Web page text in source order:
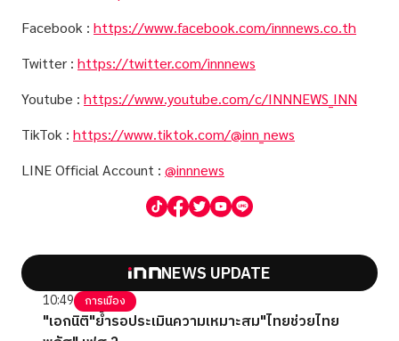
Facebook : https://www.facebook.com/innnews.co.th
Twitter : https://twitter.com/innnews
Youtube : https://www.youtube.com/c/INNNEWS_INN
TikTok : https://www.tiktok.com/@inn_news
LINE Official Account : @innnews
NEWS UPDATE
10:49 การเมือง
"เอกนิติ"ย้ำรอประเมินความเหมาะสม"ไทยช่วยไทย